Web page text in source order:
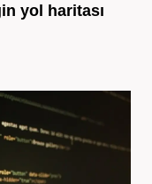
yol haritası